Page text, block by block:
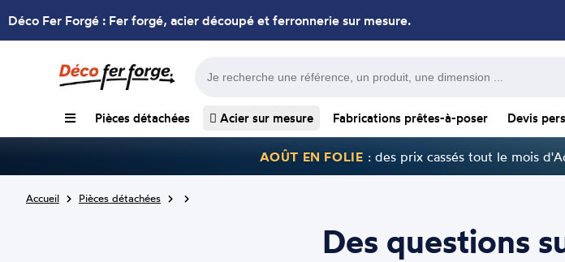
Déco Fer Forgé : Fer forgé, acier découpé et ferronnerie sur mesure.
Pièces détachées Acier sur mesure Fabrications prêtes-à-poser Devis
AOÛT EN FOLIE : des prix cassés tout le mois
Accueil Pièces détachées
Des questions